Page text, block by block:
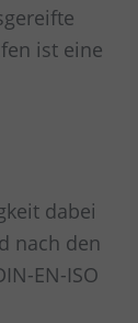
ist eine
dabei
nach den
EN-ISO